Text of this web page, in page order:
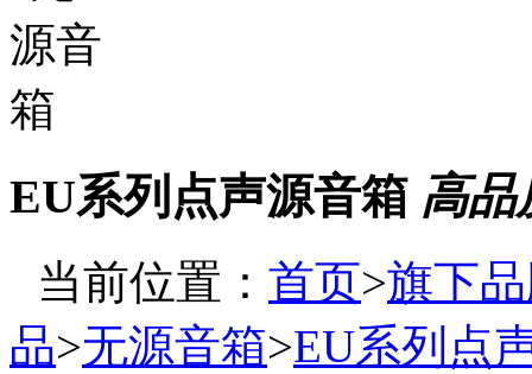
EU系列点声源音箱 高品
当前位置： 首页>旗下
品>无源音箱>EU系列点